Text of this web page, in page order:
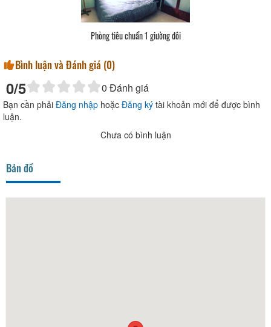
Phòng tiêu chuẩn 1 giường đôi
Bình luận và Đánh giá (0)
0/5 0 Đánh giá
Bạn cần phải Đăng nhập hoặc Đăng ký tài khoản mới để được bình
luận.
Chưa có bình luận
Bản đồ